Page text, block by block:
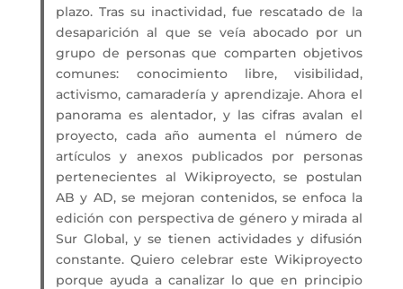
plazo. Tras su inactividad, fue rescatado de la
desaparición al que se veía abocado por un
grupo de personas que comparten objetivos
comunes: conocimiento libre, visibilidad,
activismo, camaradería y aprendizaje. Ahora el
panorama es alentador, y las cifras avalan el
proyecto, cada año aumenta el número de
artículos y anexos publicados por personas
pertenecientes al Wikiproyecto, se postulan
AB y AD, se mejoran contenidos, se enfoca la
edición con perspectiva de género y mirada al
Sur Global, y se tienen actividades y difusión
constante. Quiero celebrar este Wikiproyecto
porque ayuda a canalizar lo que en principio